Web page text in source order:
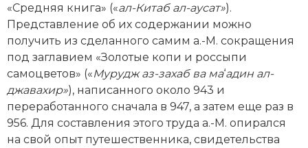
Нумизматика
Образование
Общественные объединения и организации
Политическая история
Революции и народные движения
«Средняя книга» («ал-Китаб ал-аусат»).
Представление об их содержании можно
получить из сделанного самим а.-М. сокращения
под заглавием «Золотые копи и россыпи
самоцветов» («Мурудж аз-захаб ва ма‘адин ал-
джавахир»), написанного около 943 и
переработанного сначала в 947, а затем еще раз в
956. Для составления этого труда ­а.-М. опирался
на свой опыт путешественника, свидетельства